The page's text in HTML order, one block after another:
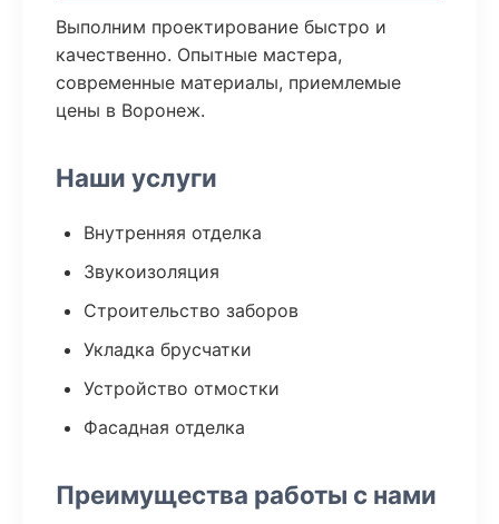
Выполним проектирование быстро и
качественно. Опытные мастера,
современные материалы, приемлемые
цены в Воронеж.
Наши услуги
Внутренняя отделка
Звукоизоляция
Строительство заборов
Укладка брусчатки
Устройство отмостки
Фасадная отделка
Преимущества работы с нами